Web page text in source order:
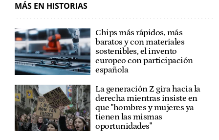
MÁS EN HISTORIAS
Chips más rápidos, más
baratos y con materiales
sostenibles, el invento
europeo con participación
española
La generación Z gira hacia la
derecha mientras insiste en
que "hombres y mujeres ya
tienen las mismas
oportunidades"